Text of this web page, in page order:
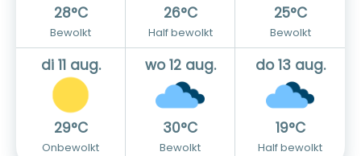
28°C
Bewolkt
26°C
Half bewolkt
25°C
Bewolkt
di 11 aug.
29°C
Onbewolkt
wo 12 aug.
30°C
Bewolkt
do 13 aug.
19°C
Half bewolkt